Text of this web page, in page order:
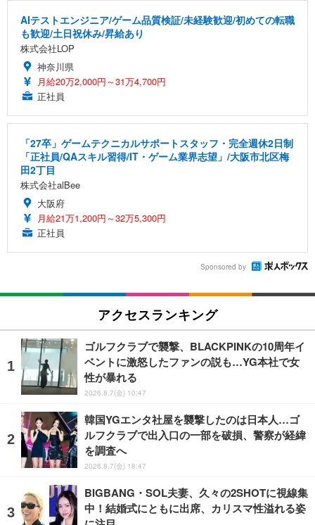
AIテストエンジニア/ゲーム品質検証/未経験歓迎/初めての転職
も歓迎/土日祝休み/昇給あり
株式会社LOP
神奈川県
月給20万2,000円～31万4,700円
正社員
「27卒」ゲームテクニカルサポートスタッフ・完全週休2日制
「正社員/QAスキル習得/IT・ゲーム業界志望」/大阪市北区梅
田2丁目
株式会社alBee
大阪府
月給21万1,200円～32万5,300円
正社員
Sponsored by
アクセスランキング
ゴルフクラブで襲撃、BLACKPINKの10周年イ
ベントに激怒したファンの説も…YG本社で女
性が暴れる
2026.8.7(金) 10:47
韓国YGエンタ社屋を襲撃したのは日本人…ゴ
ルフクラブで出入口の一部を破損、警察が経緯
を調査へ
2026.8.7(金) 18:47
BIGBANG・SOL夫妻、久々の2SHOTに視線集
中！結婚式にともに出席、カリスマ性溢れる姿